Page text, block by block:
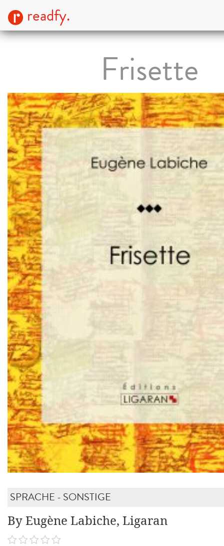
readfy.
Frisette
SPRACHE - SONSTIGE
By Eugène Labiche, Ligaran